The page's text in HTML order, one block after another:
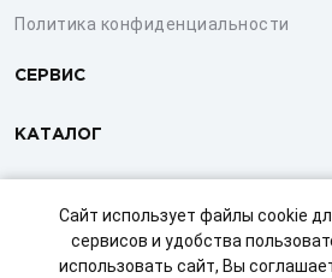
Сайт использует файлы cookie
сервисов и удобства
использовать сайт, Вы
Политика конфиденциальности
СЕРВИС
КАТАЛОГ